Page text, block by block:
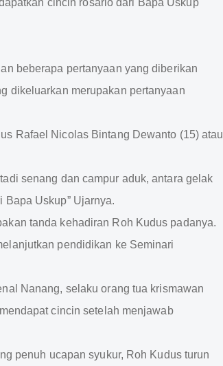
beberapa pertanyaan yang diberikan
dikeluarkan merupakan pertanyaan
Rafael Nicolas Bintang Dewanto (15) atau
senang dan campur aduk, antara gelak
Uskup” Ujarnya.
tanda kehadiran Roh Kudus padanya.
pendidikan ke Seminari
Nanang, selaku orang tua krismawan
cincin setelah menjawab
penuh ucapan syukur, Roh Kudus turun